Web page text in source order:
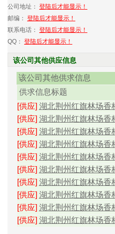
公司地址： 登陆后才能显示！
邮编： 登陆后才能显示！
联系电话： 登陆后才能显示！
QQ： 登陆后才能显示！
该公司其他供应信息
该公司其他供求信息
供求信息标题
[供应] 湖北荆州红旗林场香
[供应] 湖北荆州红旗林场香
[供应] 湖北荆州红旗林场香
[供应] 湖北荆州红旗林场香
[供应] 湖北荆州红旗林场香
[供应] 湖北荆州红旗林场香
[供应] 湖北荆州红旗林场香
[供应] 湖北荆州红旗林场香
[供应] 湖北荆州红旗林场香
[供应] 湖北荆州红旗林场香